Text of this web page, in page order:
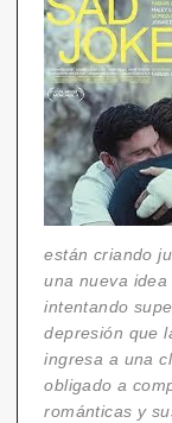
están criando
una nueva
intentando
depresión que
ingresa a una
obligado a
románticas y